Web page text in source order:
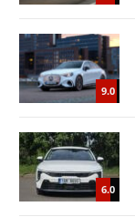
9.0
6.0